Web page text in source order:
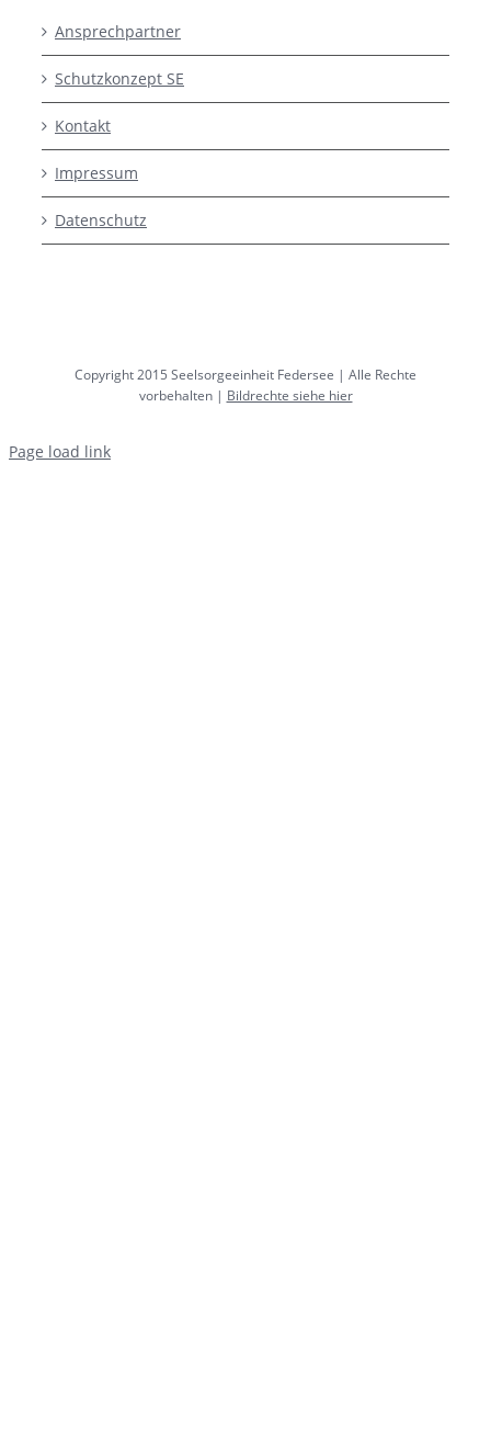
Ansprechpartner
Schutzkonzept SE
Kontakt
Impressum
Datenschutz
Copyright 2015 Seelsorgeeinheit Federsee | Alle Rechte
vorbehalten | Bildrechte siehe hier
Page load link